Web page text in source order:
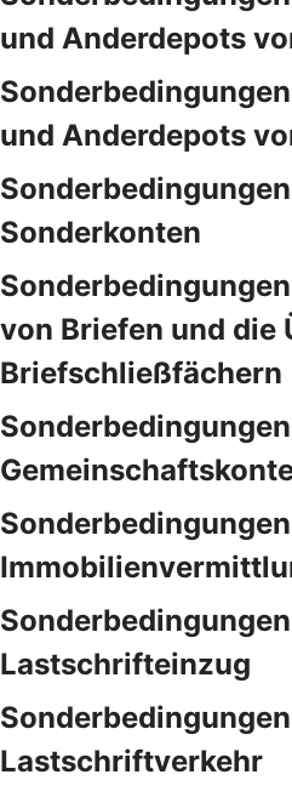
und Anderdepots
und Anderdepots
Sonderkonten
von Briefen und die
Briefschließfächern
Lastschrifteinzug
Lastschriftverkehr